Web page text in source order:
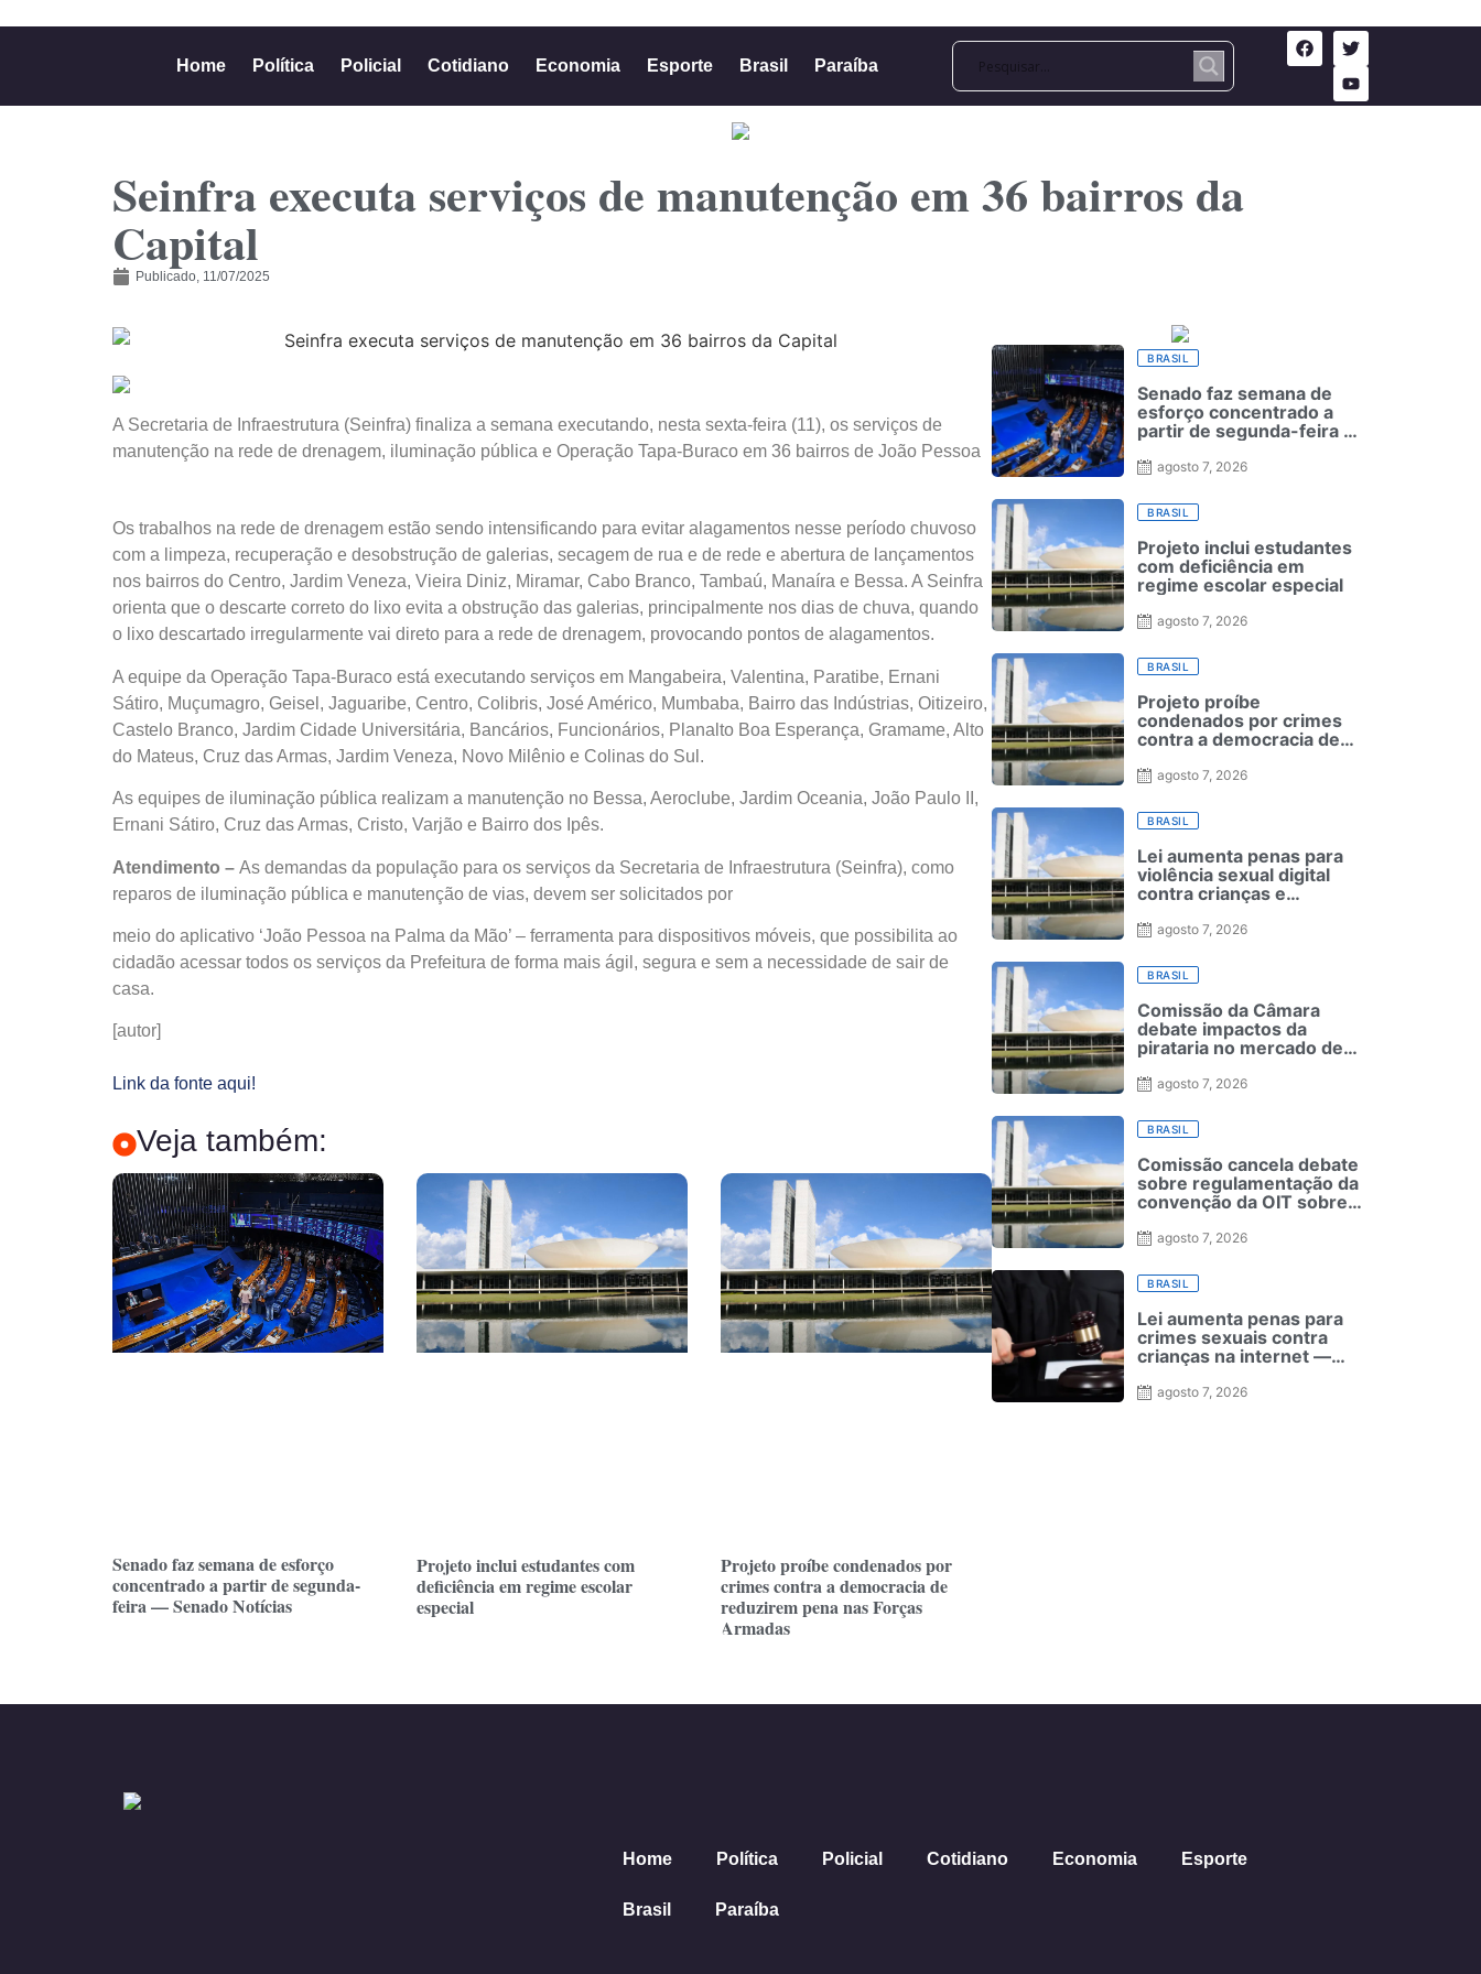
Home Política Policial Cotidiano Economia Esporte Brasil Paraíba
Seinfra executa serviços de manutenção em 36 bairros da
Capital
Publicado, 11/07/2025
A Secretaria de Infraestrutura (Seinfra) finaliza a semana executando, nesta sexta-feira (11), os serviços de
manutenção na rede de drenagem, iluminação pública e Operação Tapa-Buraco em 36 bairros de João Pessoa
Os trabalhos na rede de drenagem estão sendo intensificando para evitar alagamentos nesse período chuvoso
com a limpeza, recuperação e desobstrução de galerias, secagem de rua e de rede e abertura de lançamentos
nos bairros do Centro, Jardim Veneza, Vieira Diniz, Miramar, Cabo Branco, Tambaú, Manaíra e Bessa. A Seinfra
orienta que o descarte correto do lixo evita a obstrução das galerias, principalmente nos dias de chuva, quando
o lixo descartado irregularmente vai direto para a rede de drenagem, provocando pontos de alagamentos.
A equipe da Operação Tapa-Buraco está executando serviços em Mangabeira, Valentina, Paratibe, Ernani
Sátiro, Muçumagro, Geisel, Jaguaribe, Centro, Colibris, José Américo, Mumbaba, Bairro das Indústrias, Oitizeiro,
Castelo Branco, Jardim Cidade Universitária, Bancários, Funcionários, Planalto Boa Esperança, Gramame, Alto
do Mateus, Cruz das Armas, Jardim Veneza, Novo Milênio e Colinas do Sul.
As equipes de iluminação pública realizam a manutenção no Bessa, Aeroclube, Jardim Oceania, João Paulo II,
Ernani Sátiro, Cruz das Armas, Cristo, Varjão e Bairro dos Ipês.
Atendimento – As demandas da população para os serviços da Secretaria de Infraestrutura (Seinfra), como
reparos de iluminação pública e manutenção de vias, devem ser solicitados por
meio do aplicativo ‘João Pessoa na Palma da Mão’ – ferramenta para dispositivos móveis, que possibilita ao
cidadão acessar todos os serviços da Prefeitura de forma mais ágil, segura e sem a necessidade de sair de
casa.
[autor]
Link da fonte aqui!
Veja também:
Senado faz semana de esforço
concentrado a partir de segunda-
feira — Senado Notícias
Projeto inclui estudantes com
deficiência em regime escolar
especial
Projeto proíbe condenados por
crimes contra a democracia de
reduzirem pena nas Forças
Armadas
BRASIL
Senado faz semana de
esforço concentrado a
partir de segunda-feira —
agosto 7, 2026
BRASIL
Projeto inclui estudantes
com deficiência em
regime escolar especial
agosto 7, 2026
BRASIL
Projeto proíbe
condenados por crimes
contra a democracia de
Forças Armadas
agosto 7, 2026
BRASIL
Lei aumenta penas para
violência sexual digital
contra crianças e
punições
agosto 7, 2026
BRASIL
Comissão da Câmara
debate impactos da
pirataria no mercado de
agosto 7, 2026
BRASIL
Comissão cancela debate
sobre regulamentação da
convenção da OIT sobre
agosto 7, 2026
BRASIL
Lei aumenta penas para
crimes sexuais contra
crianças na internet —
agosto 7, 2026
Home Política Policial Cotidiano Economia Esporte
Brasil Paraíba